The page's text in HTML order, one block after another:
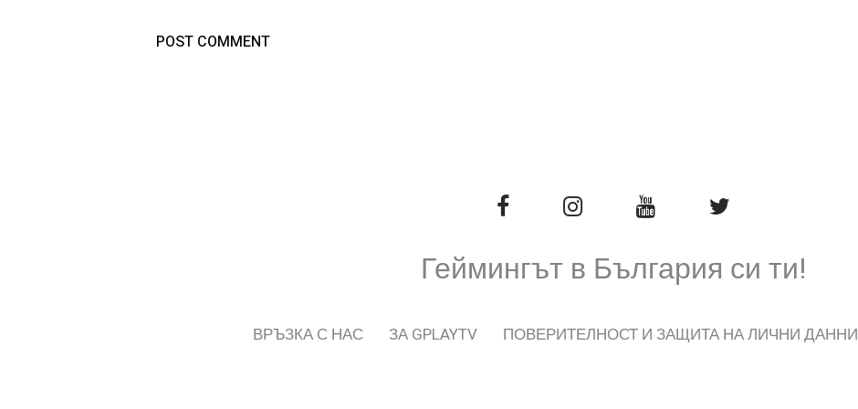
Геймингът в България си ти!
ВРЪЗКА С НАС ЗА GPLAYTV ПОВЕРИТЕЛНОСТ И ЗАЩИТА НА ЛИЧНИ ДАННИ